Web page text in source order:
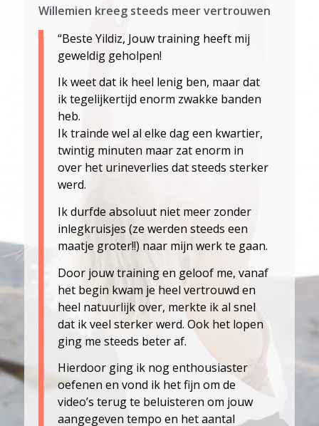
Willemien kreeg steeds meer vertrouwen
“Beste Yildiz, Jouw training heeft mij
geweldig geholpen!
Ik weet dat ik heel lenig ben, maar dat
ik tegelijkertijd enorm zwakke banden
heb.
Ik trainde wel al elke dag een kwartier,
twintig minuten maar zat enorm in
over het urineverlies dat steeds sterker
werd.
Ik durfde absoluut niet meer zonder
inlegkruisjes (ze werden steeds een
maatje groter!!) naar mijn werk te gaan.
Door jouw training en geloof me, vanaf
het begin kwam je heel vertrouwd en
heel natuurlijk over, merkte ik al snel
dat ik veel sterker werd. Ook het lopen
ging me steeds beter af.
Hierdoor ging ik nog enthousiaster
oefenen en vond ik het fijn om de
video’s terug te beluisteren om jouw
aangegeven tempo en het aantal